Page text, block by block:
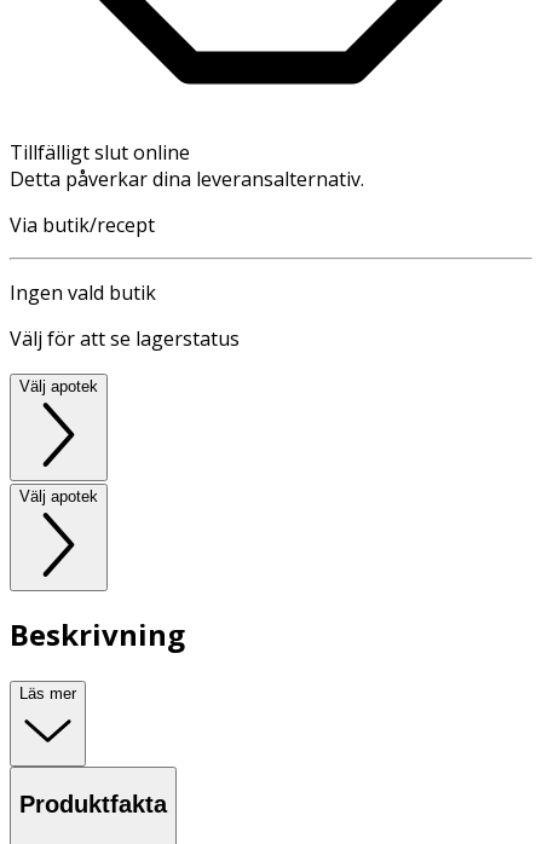
Tillfälligt slut online
Detta påverkar dina leveransalternativ.
Via butik/recept
Ingen vald butik
Välj för att se lagerstatus
Välj apotek
Välj apotek
Beskrivning
Läs mer
Produktfakta